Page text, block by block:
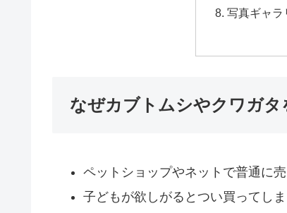
写真ギャラ
なぜカブトムシやクワガ
ペットショップやネットで普通に
子どもが欲しがるとつい買ってし